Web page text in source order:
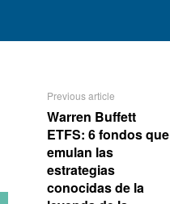
Previous article
Warren Buffett
ETFS: 6 fondos que
emulan las
estrategias
conocidas de la